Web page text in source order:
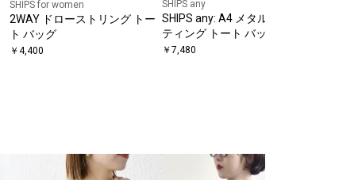
SHIPS for women
2WAY ドローストリング トー
ト バッグ
￥ 4,400
SHIPS any
SHIPS any: A4 メタル フィッ
ティング トート バッグ
￥ 7,480